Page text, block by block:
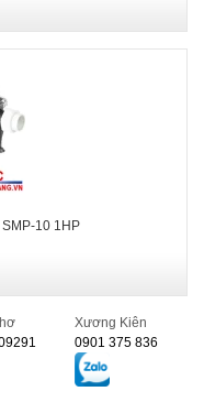
10 1HP
Xương Kiên
0901 375 836